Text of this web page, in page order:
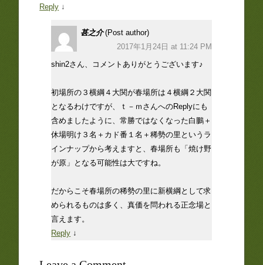
Reply ↓
甚之介 (Post author)
2017年1月24日 at 11:24 PM
shin2さん、コメントありがとうございます♪
初場所の３横綱４大関が春場所は４横綱２大関
となるわけですが、ｔ－ｍさんへのReplyにも
含めましたように、常勝ではなくなった白鵬＋
休場明け３名＋カド番１名＋稀勢の里というラ
インナップから考えますと、春場所も「焼け野
が原」となる可能性は大ですね。
だからこそ春場所の稀勢の里に新横綱として求
められるものは多く、真価を問われる正念場と
言えます。
Reply ↓